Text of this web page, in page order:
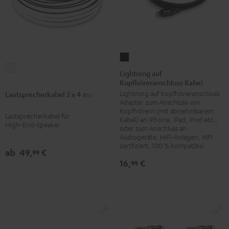
x
mm²
Weiß
Lautsprecherkabel 2 x 4 mm²
Lautsprecherkabel für
High‑End‑Speaker
ab 49,99 €
auf
Kopfhöreranschluss
Kabel
Schwarz
Lightning auf
Kopfhöreranschluss Kabel
Lightning auf Kopfhöreranschluss
Adapter zum Anschluss von
Kopfhörern (mit abnehmbarem
Kabel) an iPhone, iPad, iPod etc.,
oder zum Anschluss an
Audiogeräte, HiFi-Anlagen, MFI
zertfiziert, 100 % kompatibel
16,99 €